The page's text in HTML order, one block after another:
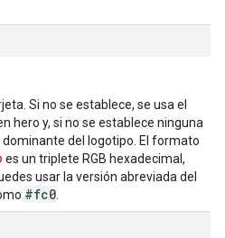
Si no se establece, se usa el
hero y, si no se establece ninguna
del logotipo. El formato
es un triplete RGB hexadecimal,
usar la versión abreviada del
#fc0